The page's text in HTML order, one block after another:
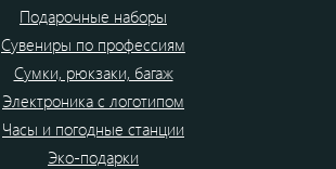
Подарочные наборы
Сувениры по профессиям
Сумки, рюкзаки, багаж
Электроника с логотипом
Часы и погодные станции
Эко-подарки